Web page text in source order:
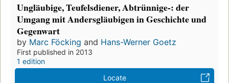
Ungläubige, Teufelsdiener, Abtrünnige-: der
Umgang mit Andersgläubigen in Geschichte und
Gegenwart
by Marc Föcking and Hans-Werner Goetz
First published in 2013
1 edition
Locate